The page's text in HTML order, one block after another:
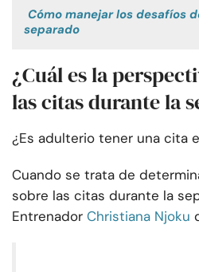
Cómo manejar los desafíos
separado
¿Cuál es la
las citas durante la
¿Es adulterio tener una cita
Cuando se trata de
sobre las citas durante la
Entrenador Christiana Njoku